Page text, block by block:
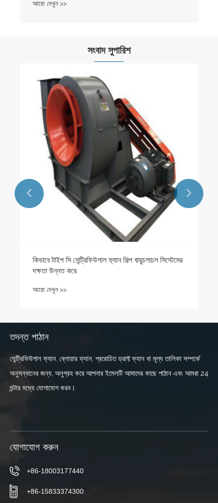
সংবাদ সুপারিশ
আপনি কিভাবে একটি কেন্দ্রমুখী ব্লোয়ার ফ্যান চয়ন করবেন যা
আসলে আপনার বায়ুচলাচল মাথাব্যথা ঠিক করে?
আরো দেখুন >>
 
তদন্ত পাঠান
সেন্ট্রিফিউগাল ফ্যান, ব্লোয়ার ফ্যান, প্ররোচিত ড্রাফ্ট ফ্যান বা মূল্য তালিকা সম্পর্কে
অনুসন্ধানের জন্য, অনুগ্রহ করে আপনার ইমেলটি আমাদের কাছে পাঠান এবং আমরা 24
ঘন্টার মধ্যে যোগাযোগ করব।
যোগাযোগ করুন
+86-18003177440
+86-15833374300